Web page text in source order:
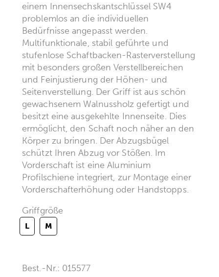
einem Innensechskantschlüssel SW4
problemlos an die individuellen
Bedürfnisse angepasst werden.
Multifunktionale, stabil geführte und
stufenlose Schaftbacken-Rasterverstellung
mit besonders großen Verstellbereichen
und Feinjustierung der Höhen- und
Seitenverstellung. Der Griff ist aus schön
gewachsenem Walnussholz gefertigt und
besitzt eine ausgekehlte Innenseite. Dies
ermöglicht, den Schaft noch näher an den
Körper zu bringen. Der Abzugsbügel
schützt Ihren Abzug vor Stößen. Im
Vorderschaft ist eine Aluminium
Profilschiene integriert, zur Montage einer
Vorderschafterhöhung oder Handstopps.
Griffgröße
L M
Best.-Nr.: 015577